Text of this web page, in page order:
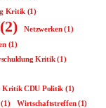
Kritik(1)
Netzwerken(1)
(1)
Kritik(1)
Kritik CDU Politik (1)
Wirtschaftstreffen(1)